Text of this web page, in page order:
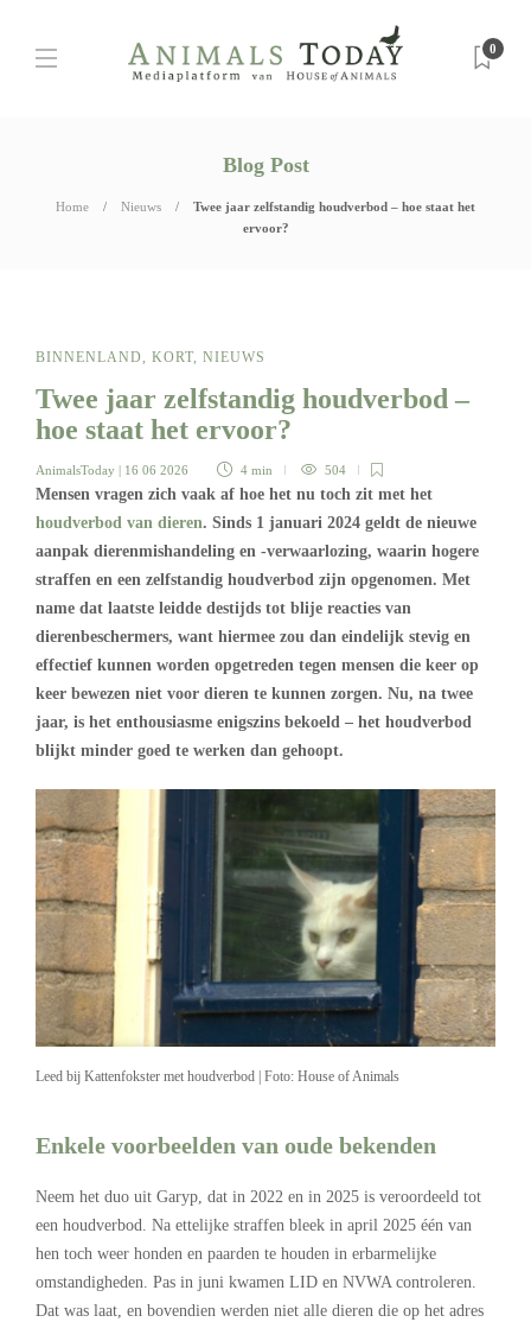
0
Blog Post
Home Nieuws
Twee jaar zelfstandig houdverbod – hoe staat het
ervoor?
BINNENLAND, KORT, NIEUWS
Twee jaar zelfstandig houdverbod –
hoe staat het ervoor?
AnimalsToday | 16 06 2026 4 min 504
Mensen vragen zich vaak af hoe het nu toch zit met het
houdverbod van dieren. Sinds 1 januari 2024 geldt de nieuwe
aanpak dierenmishandeling en -verwaarlozing, waarin hogere
straffen en een zelfstandig houdverbod zijn opgenomen. Met
name dat laatste leidde destijds tot blije reacties van
dierenbeschermers, want hiermee zou dan eindelijk stevig en
effectief kunnen worden opgetreden tegen mensen die keer op
keer bewezen niet voor dieren te kunnen zorgen. Nu, na twee
jaar, is het enthousiasme enigszins bekoeld – het houdverbod
blijkt minder goed te werken dan gehoopt.
Leed bij Kattenfokster met houdverbod | Foto: House of Animals
Enkele voorbeelden van oude bekenden
Neem het duo uit Garyp, dat in 2022 en in 2025 is veroordeeld tot
een houdverbod. Na ettelijke straffen bleek in april 2025 één van
hen toch weer honden en paarden te houden in erbarmelijke
omstandigheden. Pas in juni kwamen LID en NVWA controleren.
Dat was laat, en bovendien werden niet alle dieren die op het adres